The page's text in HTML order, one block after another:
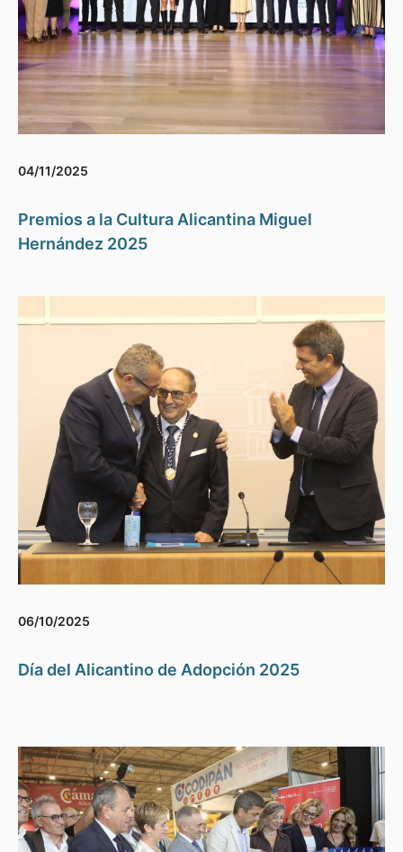
04/11/2025
Premios a la Cultura Alicantina Miguel
Hernández 2025
06/10/2025
Día del Alicantino de Adopción 2025